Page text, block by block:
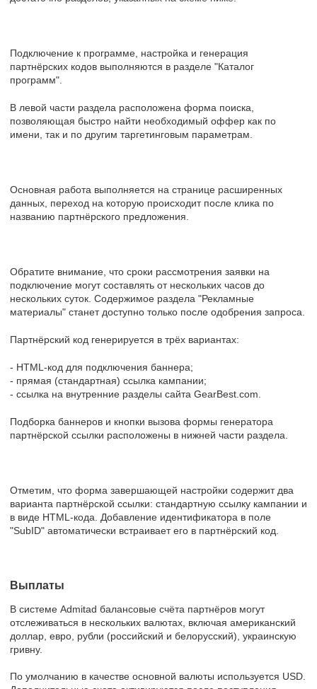
Подключение к программе, настройка и генерация
партнёрских кодов выполняются в разделе "Каталог
программ".
В левой части раздела расположена форма поиска,
позволяющая быстро найти необходимый оффер как по
имени, так и по другим таргетинговым параметрам.
Основная работа выполняется на странице расширенных
данных, переход на которую происходит после клика по
названию партнёрского предложения.
Обратите внимание, что сроки рассмотрения заявки на
подключение могут составлять от нескольких часов до
нескольких суток. Содержимое раздела "Рекламные
материалы" станет доступно только после одобрения запроса.
Партнёрский код генерируется в трёх вариантах:
- HTML-код для подключения баннера;
- прямая (стандартная) ссылка кампании;
- ссылка на внутренние разделы сайта GearBest.com.
Подборка баннеров и кнопки вызова формы генератора
партнёрской ссылки расположены в нижней части раздела.
Отметим, что форма завершающей настройки содержит два
варианта партнёрской ссылки: стандартную ссылку кампании и
в виде HTML-кода. Добавление идентификатора в поле
"SubID" автоматически встраивает его в партнёрский код.
Выплаты
В системе Admitad балансовые счёта партнёров могут
отслеживаться в нескольких валютах, включая американский
доллар, евро, рубли (российский и белорусский), украинскую
гривну.
По умолчанию в качестве основной валюты используется USD.